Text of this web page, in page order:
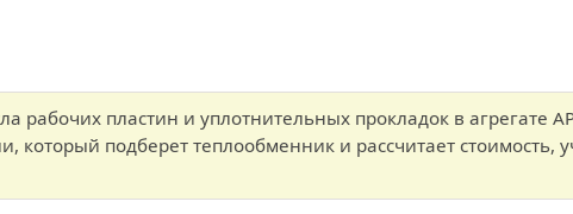
пластин и уплотнительных прокладок в агрегате
который подберет теплообменник и рассчитает стоимость,